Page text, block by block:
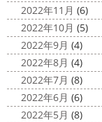
が、明日は祝日
さて、先日のブ
ットが完成しまし
ゃんも一緒にパチ
2022年11月 (6)
2022年10月 (5)
2022年9月 (4)
2022年8月 (4)
2022年7月 (8)
2022年6月 (6)
2022年5月 (8)